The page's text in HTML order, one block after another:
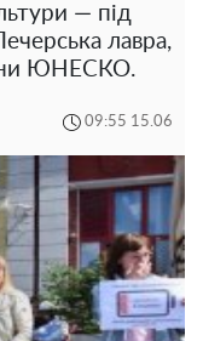
— під
лавра,
ЮНЕСКО.
09:55 15.06